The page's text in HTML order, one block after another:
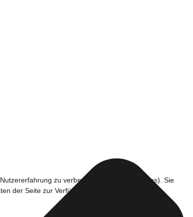
zu verbessern (Tracking Cookies). Sie
der Seite zur Verfügung stehen.